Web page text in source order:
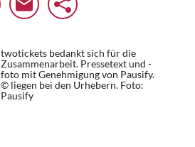
twotickets bedankt sich für die
Zusammenarbeit. Pressetext und -
foto mit Genehmigung von Pausify.
© liegen bei den Urhebern. Foto:
Pausify